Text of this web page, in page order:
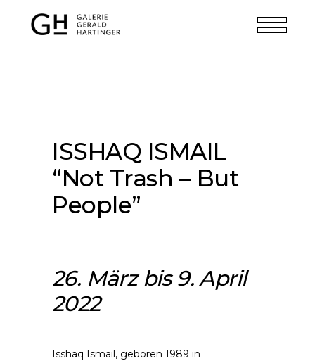
ISSHAQ ISMAIL
“Not Trash – But
People”
26. März bis 9. April
2022
Isshaq Ismail, geboren 1989 in